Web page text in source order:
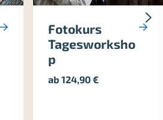
Fotokurs
Tagesworksho
p
ab124,90€